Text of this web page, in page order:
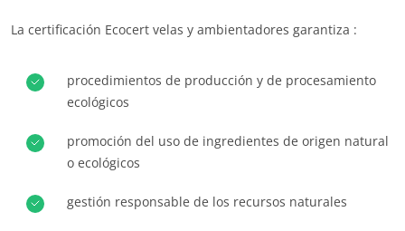
¿Quiénes somos?
Noticias
Carreras
Alemania
La certificación Ecocert velas y ambientadores garantiza :
procedimientos de producción y de procesamiento
ecológicos
promoción del uso de ingredientes de origen natural
o ecológicos
gestión responsable de los recursos naturales